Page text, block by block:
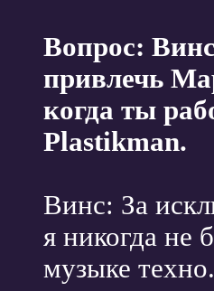
Вопрос:
привлечь
когда ты
Plastikman.
Винс: За
я никогда не
музыке